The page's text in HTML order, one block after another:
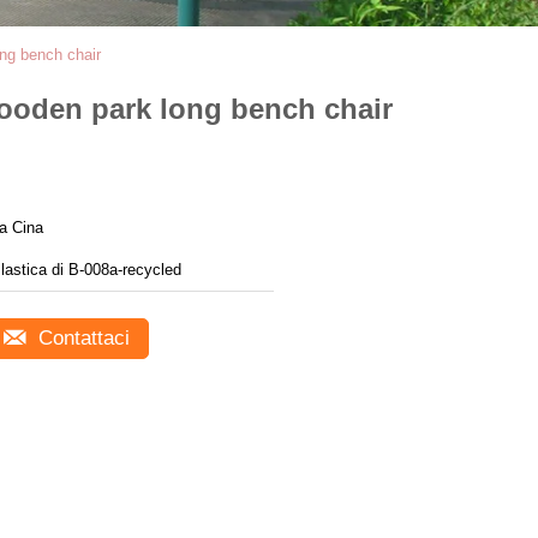
bench chair
park long bench chair
Cina
di B-008a-recycled
Contattaci